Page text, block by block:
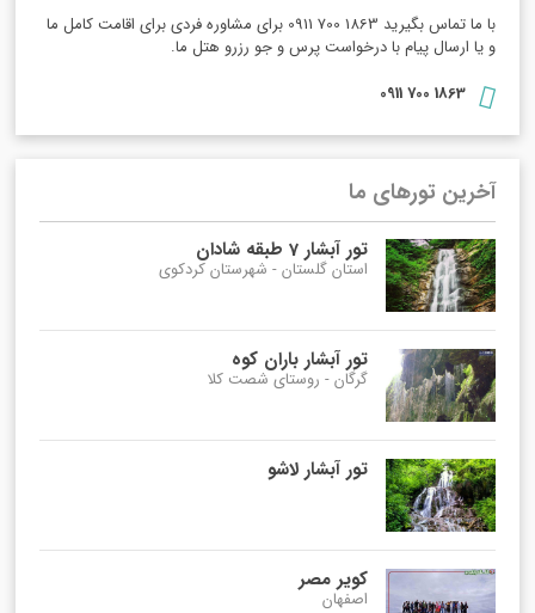
با ما تماس بگیرید 1863 700 0911 برای مشاوره فردی برای اقامت کامل ما
و یا ارسال پیام با درخواست پرس و جو رزرو هتل ما.
1863 700 0911
آخرین تورهای ما
تور آبشار 7 طبقه شادان
استان گلستان - شهرستان کردکوی
تور آبشار باران کوه
گرگان - روستای شصت کلا
تور آبشار لاشو
کویر مصر
اصفهان